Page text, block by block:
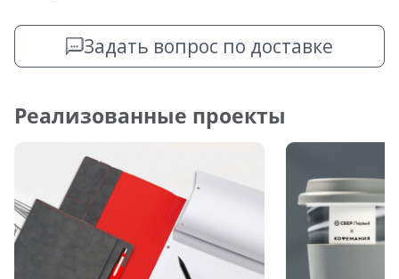
Задать вопрос по доставке
Реализованные проекты